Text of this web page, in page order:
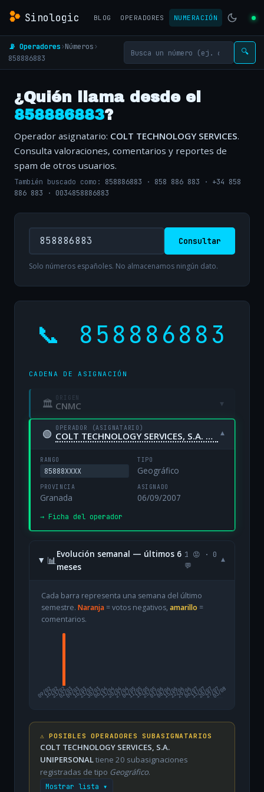
Sinologic BLOG OPERADORES NUMERACIÓN
📡 Operadores›Números›
858886883
🔍
¿Quién llama desde el
858886883?
Operador asignatario: COLT TECHNOLOGY SERVICES.
Consulta valoraciones, comentarios y reportes de
spam de otros usuarios.
También buscado como: 858886883 · 858 886 883 · +34 858
886 883 · 0034858886883
Consultar
Solo números españoles. No almacenamos ningún dato.
📞 858886883
CADENA DE ASIGNACIÓN
🏛 ORIGEN
CNMC ▾
🟢 OPERADOR (ASIGNATARIO)
COLT TECHNOLOGY SERVICES, S.A. UNIPERSONAL ▾
RANGO
85888XXXX
TIPO
Geográfico
PROVINCIA
Granada
ASIGNADO
06/09/2007
→ Ficha del operador
📊
Evolución semanal — últimos 6
meses
1 😡 · 0
💬
▾
Cada barra representa una semana del último
semestre. Naranja= votos negativos, amarillo =
comentarios.
09/02
16/0223/0202/0309/0316/0323/0330/0306/0413/0420/0427/0404/0511/0518/0525/0501/0608/0615/0622/0629/0606/0713/0720/0727/07
03/08
⚠️ POSIBLES OPERADORES SUBASIGNATARIOS
COLT TECHNOLOGY SERVICES, S.A.
UNIPERSONALtiene 20 subasignaciones
registradas de tipo Geográfico.
Mostrar lista ▾